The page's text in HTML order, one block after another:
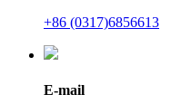
+86 (0317)6856613
E-mail